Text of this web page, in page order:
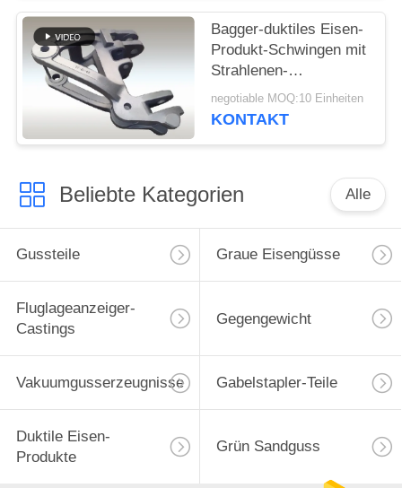
Bagger-duktiles Eisen-
Produkt-Schwingen mit
Strahlenen-
Oberflächenbehandlung
negotiable MOQ:10 Einheiten
KONTAKT
Beliebte Kategorien Alle
Gussteile Graue Eisengüsse
Fluglageanzeiger-
Castings
Gegengewicht
Vakuumgusserzeugnisse Gabelstapler-Teile
Duktile Eisen-
Produkte
Grün Sandguss